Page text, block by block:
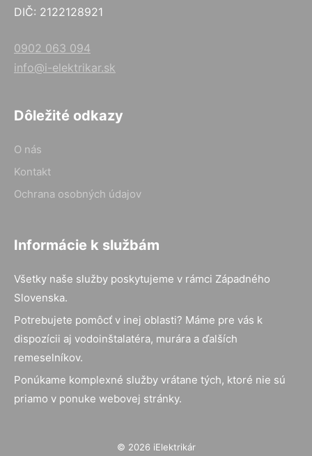
DIČ: 2122128921
0902 063 094
info@i-elektrikar.sk
Dôležité odkazy
O nás
Kontakt
Ochrana osobných údajov
Informácie k službám
Všetky naše služby poskytujeme v rámci Západného
Slovenska.
Potrebujete pomôcť v inej oblasti? Máme pre vás k
dispozícii aj vodoinštalatéra, murára a ďalších
remeselníkov.
Ponúkame komplexné služby vrátane tých, ktoré nie sú
priamo v ponuke webovej stránky.
© 2026 iElektrikár